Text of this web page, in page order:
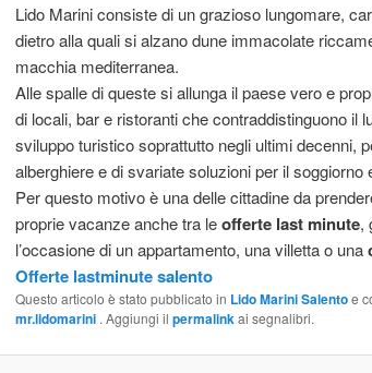
Lido Marini consiste di un grazioso lungomare,
dietro alla quali si alzano dune immacolate
macchia mediterranea.
Alle spalle di queste si allunga il paese vero e
di locali, bar e ristoranti che contraddistinguono il
sviluppo turistico soprattutto negli ultimi decenni,
alberghiere e di svariate soluzioni per il soggiorno
Per questo motivo è una delle cittadine da
proprie vacanze anche tra leofferte last minute,
l’occasione di un appartamento, una villetta o una
Offerte lastminute salento
Questo articolo è stato pubblicato in Lido Marini Salentoe
mr.lidomarini . Aggiungi il permalinkai segnalibri.